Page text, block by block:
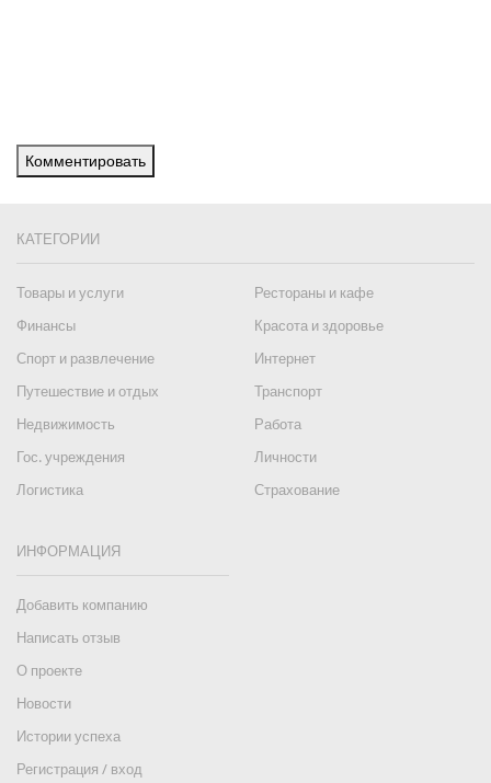
Комментировать
КАТЕГОРИИ
Товары и услуги
Рестораны и кафе
Финансы
Красота и здоровье
Спорт и развлечение
Интернет
Путешествие и отдых
Транспорт
Недвижимость
Работа
Гос. учреждения
Личности
Логистика
Страхование
ИНФОРМАЦИЯ
Добавить компанию
Написать отзыв
О проекте
Новости
Истории успеха
Регистрация / вход